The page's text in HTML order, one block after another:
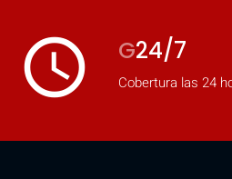
access_time G24/7
Cobertura las 24